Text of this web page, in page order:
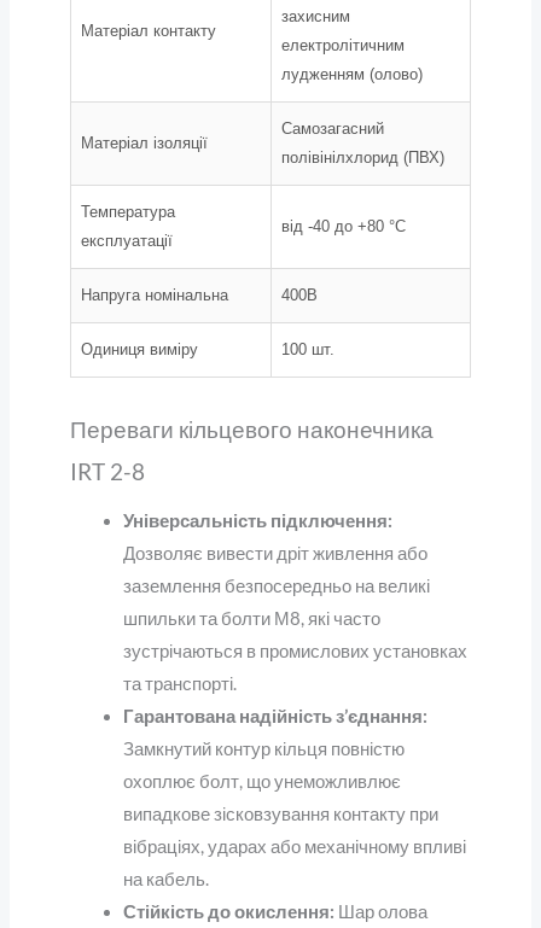
Матеріал контакту
захисним
електролітичним
лудженням (олово)
Матеріал ізоляції
Самозагасний
полівінілхлорид (ПВХ)
Температура
експлуатації
від -40 до +80 °С
Напруга номінальна 400В
Одиниця виміру 100 шт.
Переваги кільцевого наконечника
IRT 2-8
Універсальність підключення:
Дозволяє вивести дріт живлення або
заземлення безпосередньо на великі
шпильки та болти М8, які часто
зустрічаються в промислових установках
та транспорті.
Гарантована надійність з’єднання:
Замкнутий контур кільця повністю
охоплює болт, що унеможливлює
випадкове зісковзування контакту при
вібраціях, ударах або механічному впливі
на кабель.
Стійкість до окислення: Шар олова